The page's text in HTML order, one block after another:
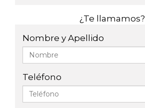
¿Te llamamos?
Nombre y Apellido
Teléfono